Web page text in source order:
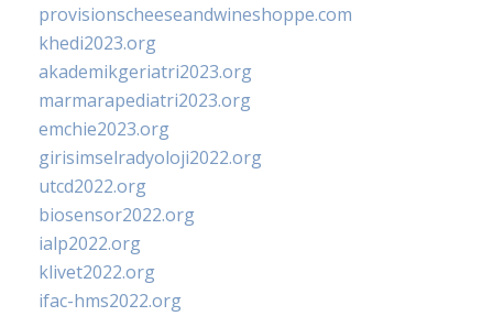
provisionscheeseandwineshoppe.com
khedi2023.org
akademikgeriatri2023.org
marmarapediatri2023.org
emchie2023.org
girisimselradyoloji2022.org
utcd2022.org
biosensor2022.org
ialp2022.org
klivet2022.org
ifac-hms2022.org